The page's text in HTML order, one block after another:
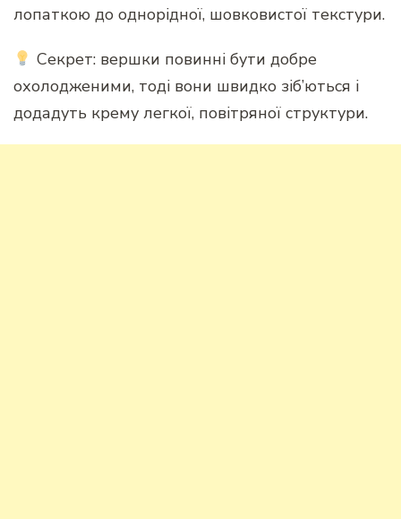
лопаткою до однорідної, шовковистої текстури.
Секрет: вершки повинні бути добре
охолодженими, тоді вони швидко зіб’ються і
додадуть крему легкої, повітряної структури.